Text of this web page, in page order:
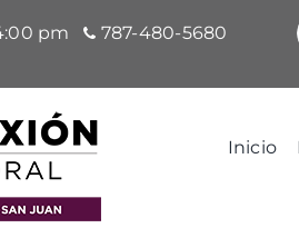
pm 787-480-5680
Inicio